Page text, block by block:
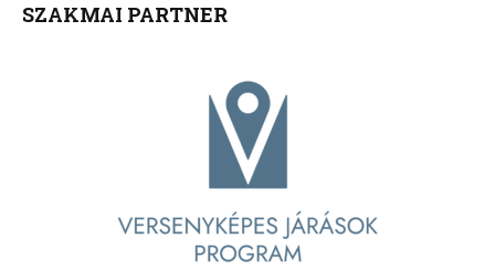
SZAKMAI PARTNER